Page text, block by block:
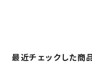
最近チェックした商